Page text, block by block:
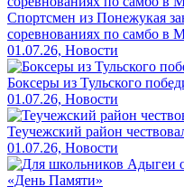
Спортсмен из Понежукая
соревнованиях по самбо в
01.07.26, Новости
Боксеры из Тульского
01.07.26, Новости
Теучежский район
01.07.26, Новости